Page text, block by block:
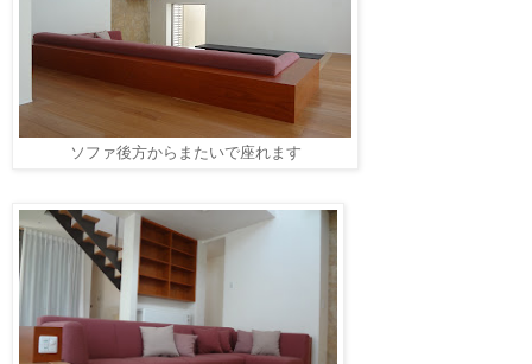
ソファ後方からまたいで座れます